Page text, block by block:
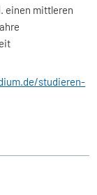
einen mittleren
studieren-